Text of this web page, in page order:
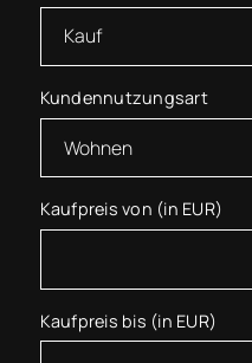
Kundennutzungsart
Kaufpreis von (in EUR)
Kaufpreis bis (in EUR)